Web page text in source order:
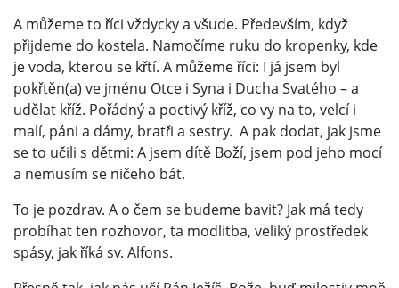
A můžeme to říci vždycky a všude. Především, když
přijdeme do kostela. Namočíme ruku do kropenky, kde
je voda, kterou se křtí. A můžeme říci: I já jsem byl
pokřtěn(a) ve jménu Otce i Syna i Ducha Svatého – a
udělat kříž. Pořádný a poctivý kříž, co vy na to, velcí i
malí, páni a dámy, bratři a sestry. A pak dodat, jak jsme
se to učili s dětmi: A jsem dítě Boží, jsem pod jeho mocí
a nemusím se ničeho bát.
To je pozdrav. A o čem se budeme bavit? Jak má tedy
probíhat ten rozhovor, ta modlitba, veliký prostředek
spásy, jak říká sv. Alfons.